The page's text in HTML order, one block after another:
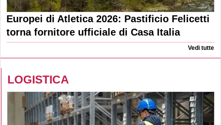
Europei di Atletica 2026: Pastificio Felicetti
torna fornitore ufficiale di Casa Italia
Vedi tutte
LOGISTICA